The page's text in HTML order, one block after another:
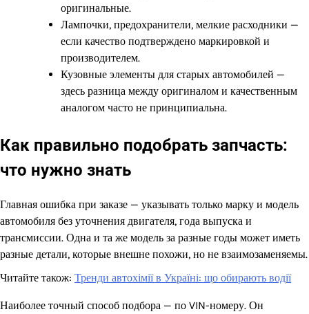
оригинальные.
Лампочки, предохранители, мелкие расходники —
если качество подтверждено маркировкой и
производителем.
Кузовные элементы для старых автомобилей —
здесь разница между оригиналом и качественным
аналогом часто не принципиальна.
Как правильно подобрать запчасть:
что нужно знать
Главная ошибка при заказе — указывать только марку и модель
автомобиля без уточнения двигателя, года выпуска и
трансмиссии. Одна и та же модель за разные годы может иметь
разные детали, которые внешне похожи, но не взаимозаменяемы.
Читайте також: Тренди автохімії в Україні: що обирають водії
Наиболее точный способ подбора — по VIN-номеру. Он